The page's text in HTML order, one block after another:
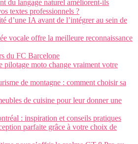
du langage naturel améliorent-ils
textes professionnels ?
d’une IA avant de l’intégrer au sein de
vocale offre la meilleure reconnaissance
du FC Barcelone
pilotage moto change vraiment votre
de montagne : comment choisir sa
de cuisine pour leur donner une
: inspiration et conseils pratiques
parfaite grâce à votre choix de